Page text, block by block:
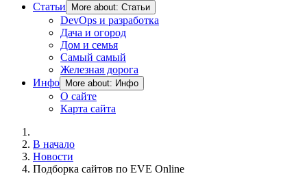
Статьи
More about: Статьи
DevOps и разработка
Дача и огород
Дом и семья
Самый самый
Железная дорога
Инфо
More about: Инфо
О сайте
Карта сайта
В начало
Новости
Подборка сайтов по EVE Online